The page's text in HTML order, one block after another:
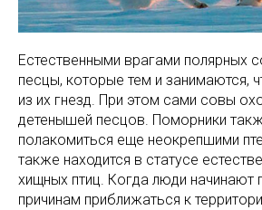
Естественными врагами полярных
песцы, которые тем и занимаются,
из их гнезд. При этом сами совы
детенышей песцов. Поморники
полакомиться еще неокрепшими
также находится в статусе
хищных птиц. Когда люди начинают
причинам приближаться к